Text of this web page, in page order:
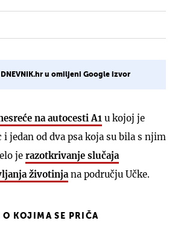
DNEVNIK.hr u omiljeni Google izvor
na autocesti A1 u kojoj je
jedan od dva psa koja su bila s njim
je razotkrivanje slučaja
životinja na području Učke.
KOJIMA SE PRIČA